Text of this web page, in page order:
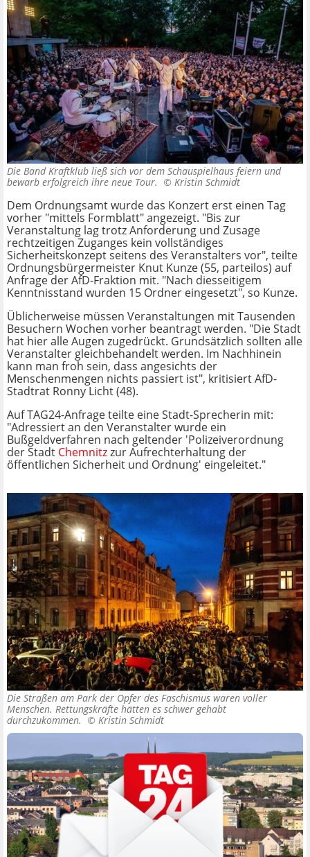
Die Band Kraftklub ließ sich vor dem Schauspielhaus feiern und
bewarb erfolgreich ihre neue Tour. © Kristin Schmidt
Dem Ordnungsamt wurde das Konzert erst einen Tag
vorher "mittels Formblatt" angezeigt. "Bis zur
Veranstaltung lag trotz Anforderung und Zusage
rechtzeitigen Zuganges kein vollständiges
Sicherheitskonzept seitens des Veranstalters vor", teilte
Ordnungsbürgermeister Knut Kunze (55, parteilos) auf
Anfrage der AfD-Fraktion mit. "Nach diesseitigem
Kenntnisstand wurden 15 Ordner eingesetzt", so Kunze.
Üblicherweise müssen Veranstaltungen mit Tausenden
Besuchern Wochen vorher beantragt werden. "Die Stadt
hat hier alle Augen zugedrückt. Grundsätzlich sollten alle
Veranstalter gleichbehandelt werden. Im Nachhinein
kann man froh sein, dass angesichts der
Menschenmengen nichts passiert ist", kritisiert AfD-
Stadtrat Ronny Licht (48).
Auf TAG24-Anfrage teilte eine Stadt-Sprecherin mit:
"Adressiert an den Veranstalter wurde ein
Bußgeldverfahren nach geltender 'Polizeiverordnung
der Stadt Chemnitzzur Aufrechterhaltung der
öffentlichen Sicherheit und Ordnung' eingeleitet."
Die Straßen am Park der Opfer des Faschismus waren voller
Menschen. Rettungskräfte hätten es schwer gehabt
durchzukommen. © Kristin Schmidt